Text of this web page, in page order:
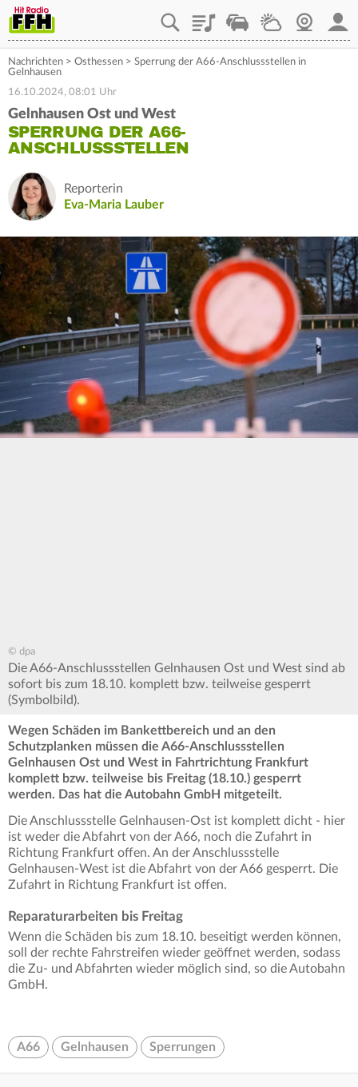
PlaylistStaupilotWetterWebcam
Nachrichten > Osthessen > Sperrung der A66-Anschlussstellen in
Gelnhausen
16.10.2024, 08:01 Uhr
Gelnhausen Ost und West
SPERRUNG DER A66-
ANSCHLUSSSTELLEN
Reporterin
Eva-Maria Lauber
© dpa
Die A66-Anschlussstellen Gelnhausen Ost und West sind ab
sofort bis zum 18.10. komplett bzw. teilweise gesperrt
(Symbolbild).
Wegen Schäden im Bankettbereich und an den
Schutzplanken müssen die A66-Anschlussstellen
Gelnhausen Ost und West in Fahrtrichtung Frankfurt
komplett bzw. teilweise bis Freitag (18.10.) gesperrt
werden. Das hat die Autobahn GmbH mitgeteilt.
Die Anschlussstelle Gelnhausen-Ost ist komplett dicht - hier
ist weder die Abfahrt von der A66, noch die Zufahrt in
Richtung Frankfurt offen. An der Anschlussstelle
Gelnhausen-West ist die Abfahrt von der A66 gesperrt. Die
Zufahrt in Richtung Frankfurt ist offen.
Reparaturarbeiten bis Freitag
Wenn die Schäden bis zum 18.10. beseitigt werden können,
soll der rechte Fahrstreifen wieder geöffnet werden, sodass
die Zu- und Abfahrten wieder möglich sind, so die Autobahn
GmbH.
A66 Gelnhausen Sperrungen